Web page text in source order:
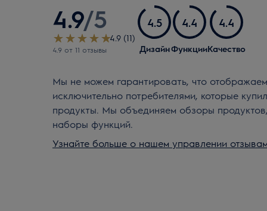
4.9/5
4.9 (11)
4.9 oт 11 oтзывы
4.5
Дизайн
4.4
Функции
4.4
Качество
Мы не можем гарантировать, что
исключительно потребителями, которые
продукты. Мы объединяем обзоры
наборы функций.
Узнайте больше о нашем управлении